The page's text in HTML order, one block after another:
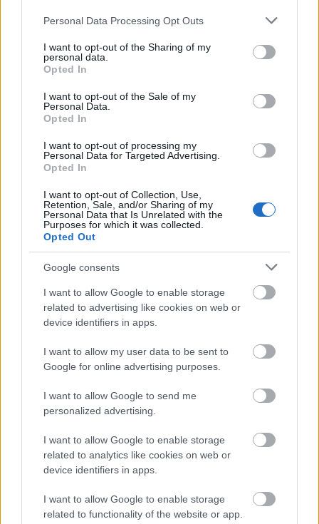
Please note that this website/app uses one or more Google
not limited to your visit or usage behaviour. You may click to
grant or deny consent to Google and its third-party tags to
use your data for below specified purposes in below Google
consent section.
Personal Data Processing Opt Outs
I want to opt-out of the Sharing of my
personal data.
Opted In
I want to opt-out of the Sale of my
Personal Data.
Opted In
I want to opt-out of processing my
Personal Data for Targeted Advertising.
Opted In
I want to opt-out of Collection, Use,
Retention, Sale, and/or Sharing of my
Personal Data that Is Unrelated with the
Purposes for which it was collected.
Opted Out
Google consents
I want to allow Google to enable storage
related to advertising like cookies on web or
device identifiers in apps.
I want to allow my user data to be sent to
Google for online advertising purposes.
I want to allow Google to send me
personalized advertising.
I want to allow Google to enable storage
related to analytics like cookies on web or
device identifiers in apps.
I want to allow Google to enable storage
related to functionality of the website or app.
vannak az új épülettel kapcsolatban, mint
annak idején a bilbaoi Guggenheim
múzeummal. Nem építészeti ikont terveznek,
hanem a tájképbe illő létesítményt. Nem a
múzeumot, hanem a múzeum sikerét
szeretnék megismételni. „Újító jellegű,
ökológiai múzeumot tervezünk, ahol a
hangsúly a kreativitáson van”, nyilatkozta a
Guggenheim kurátora, Nancy Spector.
A helyiek azzal vádolják a Guggenheimet,
hogy a bilbaoi múzeumot érintő kérdések
mind New Yorkban dőlnek el. „A
legfontosabb kérdésekben a helyieket csak
azért tájékoztatják, hogy beleegyezésüket
adják a New York-i döntésekhez”, mondta
Javier González de Durana, a múzeum
egykori tanácsadója.
baszk kormányt, hogy folytassa az építészeti
tervpályázatot, mert ha most nem kapnak
támogatást, majd legfeljebb elhalasztják a
döntést az új kormány megválasztása utáni
időkre.
Építészet Képző